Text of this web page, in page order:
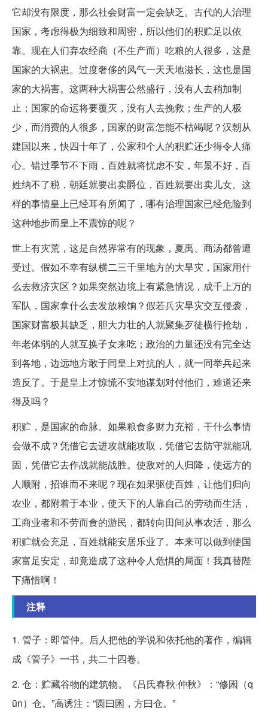
它却没有限度，那么社会财富一定会缺乏。古代的人治理
国家，考虑得极为细致和周密，所以他们的积贮足以依
靠。现在人们弃农经商（不生产而）吃粮的人很多，这是
国家的大祸患。过度奢侈的风气一天天地滋长，这也是国
家的大祸害。这两种大祸害公然盛行，没有人去稍加制
止；国家的命运将要覆灭，没有人去挽救；生产的人极
少，而消费的人很多，国家的财富怎能不枯竭呢？汉朝从
建国以来，快四十年了，公家和个人的积贮还少得令人痛
心。错过季节不下雨，百姓就将忧虑不安，年景不好，百
姓纳不了税，朝廷就要出卖爵位，百姓就要出卖儿女。这
样的事情皇上已经耳有所闻了，哪有治理国家已经危险到
这种地步而皇上不震惊的呢？
世上有灾荒，这是自然界常有的现象，夏禹、商汤都曾遭
受过。假如不幸有纵横二三千里地方的大旱灾，国家用什
么去救济灾区？如果突然边境上有紧急情况，成千上万的
军队，国家拿什么去发放粮饷？假若兵灾旱灾交互侵袭，
国家财富极其缺乏，胆大力壮的人就聚集歹徒横行抢劫，
年老体弱的人就互换子女来吃；政治的力量还没有完全达
到各地，边远地方敢于同皇上对抗的人，就一同举兵起来
造反了。于是皇上才惊慌不安地谋划对付他们，难道还来
得及吗？
积贮，是国家的命脉。如果粮食多财力充裕，干什么事情
会做不成？凭借它去进攻就能攻取，凭借它去防守就能巩
固，凭借它去作战就能战胜。使敌对的人归降，使远方的
人顺附，招谁而不来呢？现在如果驱使百姓，让他们归向
农业，都附着于本业，使天下的人靠自己的劳动而生活，
工商业者和不劳而食的游民，都转向田间从事农活，那么
积贮就会充足，百姓就能安居乐业了。本来可以做到使国
家富足安定，却竟造成了这种令人危惧的局面！我真替陛
下痛惜啊！
注释
1. 管子：即管仲。后人把他的学说和依托他的著作，编辑
成《管子》一书，共二十四卷。
2. 仓：贮藏谷物的建筑物。《吕氏春秋·仲秋》：“修囷（q
ūn）仓。”高诱注：“圆曰囷，方曰仓。”